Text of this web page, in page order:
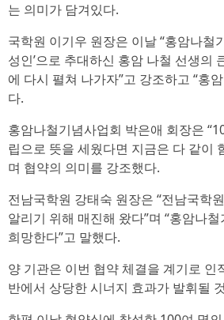
는 의미가 담겨있다.
국학원 이기우 원장은 이날 “홍암나철
성인’으로 추대하신 홍암 나철 선생의
에 다시 펼쳐 나가자”고 강조하고 “홍
다.
홍암나철기념사업회 박은애 회장은
립으로 뜻을 세웠다면 지금은 다 같이
며 협약의 의미를 강조했다.
전남국학원 강태숙 원장은 “전남국학
알리기 위해 매진해 왔다”며 “홍암나
희망한다”고 말했다.
양 기관은 이번 협약 체결을 계기로 인
반에서 상당한 시너지 효과가 발휘될